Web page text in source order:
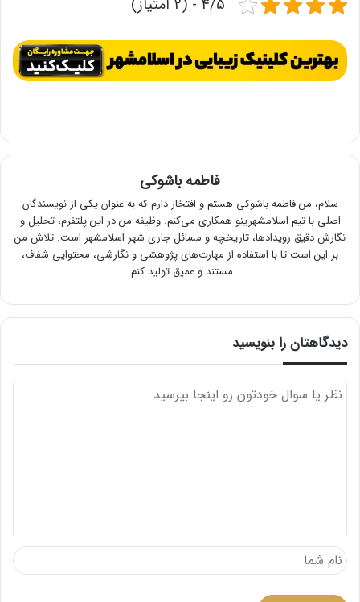
4/5 - (2 امتیاز)
فاطمه باشوکی
سلام، من فاطمه باشوکی هستم و افتخار دارم که به عنوان یکی از نویسندگان
اصلی با تیم اسلامشهرینو همکاری می‌کنم. وظیفه من در این پلتفرم، تحلیل و
نگارش دقیق رویدادها، تاریخچه و مسائل جاری شهر اسلامشهر است. تلاش من
بر این است تا با استفاده از مهارت‌های پژوهشی و نگارشی، محتوایی شفاف،
مستند و عمیق تولید کنم.
دیدگاهتان را بنویسید